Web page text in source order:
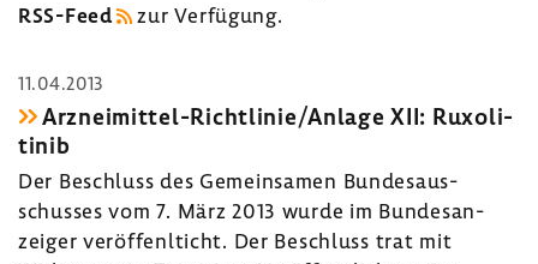
RSS-​Feed
zur Verfü­gung.
11.04.2013
Arzneimittel-​Richtlinie/Anlage XII: Ruxo­li­
t­inib
Der Beschluss des Gemein­samen Bundes­aus­
schusses vom 7. März 2013 wurde im Bundes­an­
zeiger veröf­fenlticht. Der Beschluss trat mit